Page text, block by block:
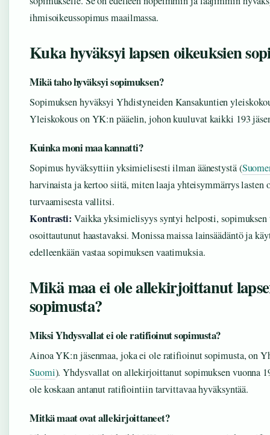
ihmisoikeussopimus maailmassa.
Kuka hyväksyi lapsen oikeuksien
Mikä taho hyväksyi sopimuksen?
Sopimuksen hyväksyi Yhdistyneiden Kansakuntien
Yleiskokous on YK:n pääelin, johon kuuluvat kaikki 193
Kuinka moni maa kannatti?
Sopimus hyväksyttiin yksimielisesti ilman äänestystä (
harvinaista ja kertoo siitä, miten laaja yhteisymmärrys lasten
turvaamisesta vallitsi.
Kontrasti: Vaikka yksimielisyys syntyi helposti, sopimuksen
osoittautunut haastavaksi. Monissa maissa lainsäädäntö ja
edelleenkään vastaa sopimuksen vaatimuksia.
Mikä maa ei ole allekirjoittanut
sopimusta?
Miksi Yhdysvallat ei ole ratifioinut sopimusta?
Ainoa YK:n jäsenmaa, joka ei ole ratifioinut sopimusta, on
Suomi). Yhdysvallat on allekirjoittanut sopimuksen vuonna
ole koskaan antanut ratifiointiin tarvittavaa hyväksyntää.
Mitkä maat ovat allekirjoittaneet?